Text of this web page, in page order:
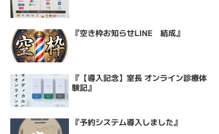
『空き枠お知らせLINE 結成』
『【導入記念】室長 オンライン診療体
験記』
『予約システム導入しました』